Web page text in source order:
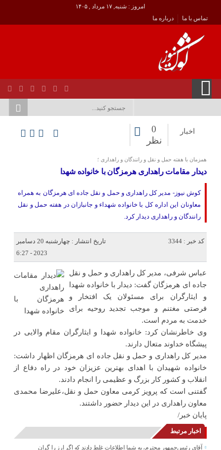
امروز : شنبه, ۱۷ مرداد , ۱۴۰۵
تماس با ما
درباره ما
اخبار
0
نظر
همزمان با هفته حمل و نقل و رانندگان و راهداری ؛
دیدار مقامات راهداری هرمزگان با خانواده شهدا
کوش نیوز- مدیر کل راهداری و حمل و نقل جاده ای هرمزگان به همراه
معاونان این اداره کل با خانواده شهداء و جانبازان در هفته حمل و نقل
رانندگان و راهداری دیدار کرد.
کد خبر : 3344
تاریخ انتشار : چهارشنبه 20 دسامبر
2023 - 6:27
عباس شرفی، مدیر کل راهداری و حمل و نقل
جاده ای هرمزگان گفت: دیدار با خانواده شهدا
و ایثارگران برای مسئولان یک افتخار و
فرصتی مغتنم و موجب تجدید روحیه برای
خدمت به مردم است.
وی خاطرنشان کرد: خانواده شهدا و ایثارگران مقام والایی در
پیشگاه خداوند متعال دارند.
مدیر کل راهداری و حمل و نقل جاده ای هرمزگان اظهار داشت:
خانواده شهیدان با اهدای بهترین عزیزان خود در راه دفاع از
انقلاب و کشور کار بزرگ و عظیمی را انجام دادند.
گفتنی است که پرویز کرمی معاون حمل و نقل،علیرضا محمدی
معاون راهداری در این دیدار حضور داشتند‌.
پایان خبر/
اخبار مرتبط
آقای رئیس‌جمهور محترم، به شما اطلاعات غلط دادند که اگر ارز را گران